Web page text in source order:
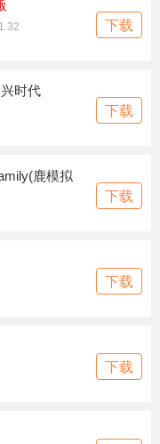
下载
时代
下载
鹿模拟
下载
下载
下载